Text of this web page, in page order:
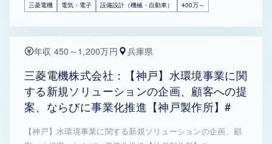
三菱電機 電気・電子 設備設計（機械・自動車） 400万～
年収 450～1,200万円 兵庫県
三菱電機株式会社：【神戸】水環境事業に関
する新規ソリューションの企画、顧客への提
案、ならびに事業化推進【神戸製作所】#
【神戸】水環境事業に関する新規ソリューションの企画、顧